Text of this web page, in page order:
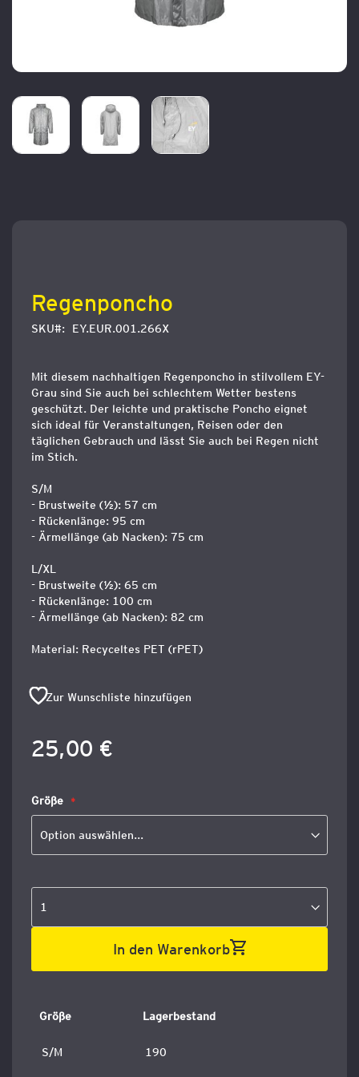
Regenponcho
SKU EY.EUR.001.266X
Mit diesem nachhaltigen Regenponcho in stilvollem EY-
Grau sind Sie auch bei schlechtem Wetter bestens
geschützt. Der leichte und praktische Poncho eignet
sich ideal für Veranstaltungen, Reisen oder den
täglichen Gebrauch und lässt Sie auch bei Regen nicht
im Stich.
S/M
- Brustweite (½): 57 cm
- Rückenlänge: 95 cm
- Ärmellänge (ab Nacken): 75 cm
L/XL
- Brustweite (½): 65 cm
- Rückenlänge: 100 cm
- Ärmellänge (ab Nacken): 82 cm
Material: Recyceltes PET (rPET)
Zur Wunschliste hinzufügen
25,00 €
Größe
In den Warenkorb
Größe Lagerbestand
S/M 190